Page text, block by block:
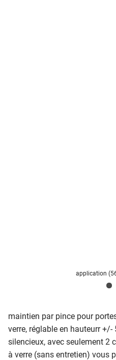
application
maintien par pince pour
verre, réglable en hauteurr
silencieux, avec seulement 2
à verre (sans entretien) vous